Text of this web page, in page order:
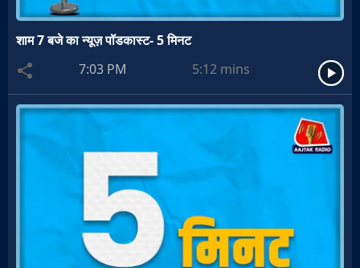
शाम 7 बजे का न्यूज़ पॉडकास्ट- 5 मिनट
7:03 PM
5:12 mins